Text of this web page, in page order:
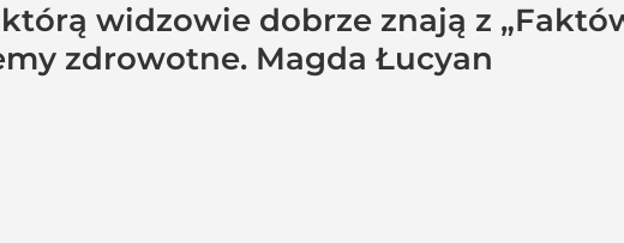
widzowie dobrze znają z
zdrowotne. Magda Łucyan